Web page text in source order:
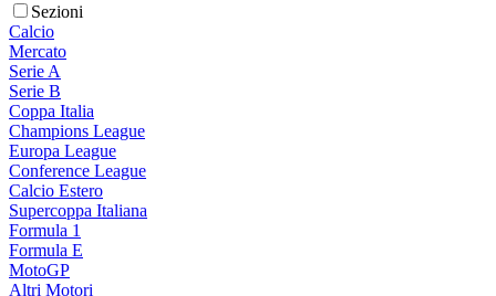
Sezioni
Calcio
Mercato
Serie A
Serie B
Coppa Italia
Champions League
Europa League
Conference League
Calcio Estero
Supercoppa Italiana
Formula 1
Formula E
MotoGP
Altri Motori